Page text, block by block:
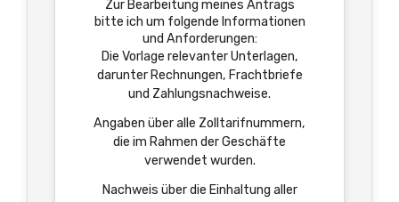
Zur Bearbeitung meines Antrags
bitte ich um folgende Informationen
und Anforderungen:
Die Vorlage relevanter Unterlagen,
darunter Rechnungen, Frachtbriefe
und Zahlungsnachweise.
Angaben über alle Zolltarifnummern,
die im Rahmen der Geschäfte
verwendet wurden.
Nachweis über die Einhaltung aller